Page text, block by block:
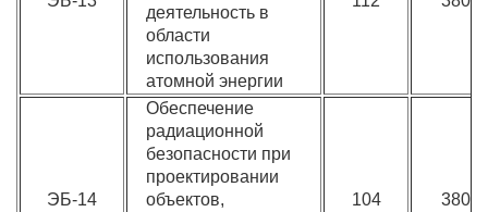
деятельность в
области
использования
атомной энергии
ЭБ-14
Обеспечение
радиационной
безопасности при
проектировании
объектов,
104 3800